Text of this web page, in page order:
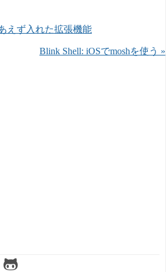
えず入れた拡張機能
Blink Shell: iOSでmoshを使う »